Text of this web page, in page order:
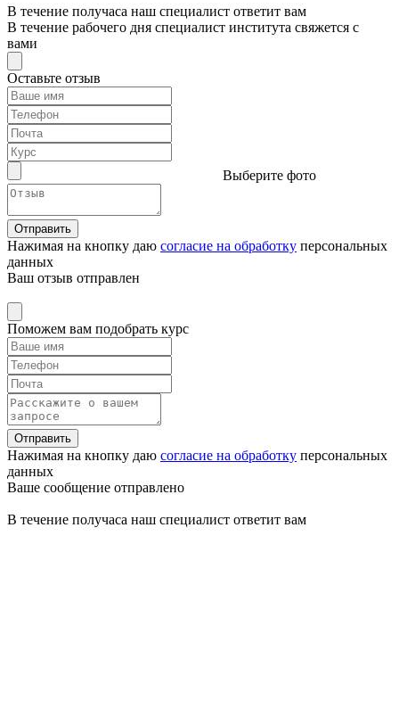
В течение получаса наш специалист ответит вам
В течение рабочего дня специалист института свяжется с
вами
Оставьте отзыв
Выберите фото
Отправить
Нажимая на кнопку даю согласие на обработку персональных
данных
Ваш отзыв отправлен
Поможем вам подобрать курс
Отправить
Нажимая на кнопку даю согласие на обработку персональных
данных
Ваше сообщение отправлено
В течение получаса наш специалист ответит вам